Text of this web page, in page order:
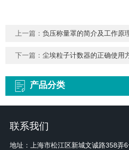
上一篇：负压称量罩的简介及工作原
下一篇：尘埃粒子计数器的正确使用
产品分类
联系我们
地址：上海市松江区新城文诚路358弄